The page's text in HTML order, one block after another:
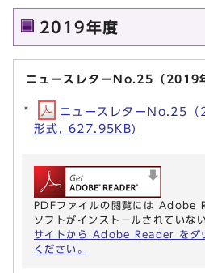
2019年度
ニュースレターNo.25（2019
ニュースレターNo.25
形式, 627.95KB)
PDFファイルの閲覧には Adobe
ソフトがインストールされていな
サイトから Adobe Reader をダ
ください。